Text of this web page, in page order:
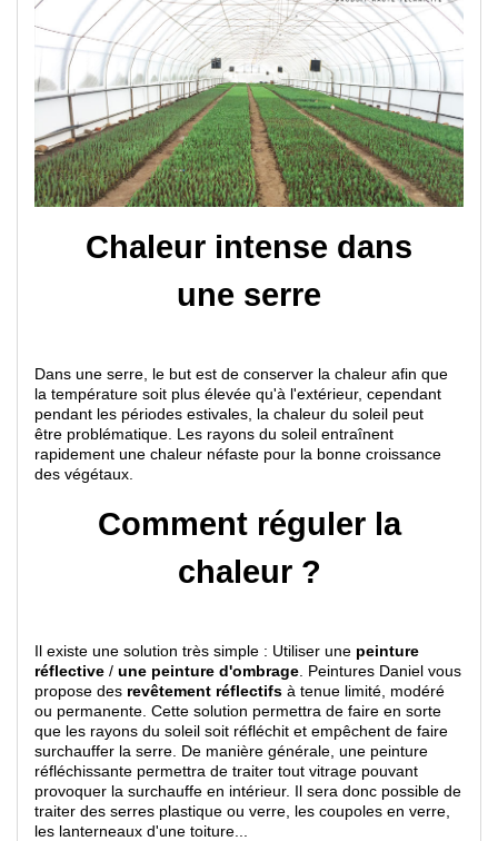
Chaleur intense dans
une serre
Dans une serre, le but est de conserver la chaleur afin que
la température soit plus élevée qu'à l'extérieur, cependant
pendant les périodes estivales, la chaleur du soleil peut
être problématique. Les rayons du soleil entraînent
rapidement une chaleur néfaste pour la bonne croissance
des végétaux.
Comment réguler la
chaleur ?
Il existe une solution très simple : Utiliser une peinture
réflective / une peinture d'ombrage . Peintures Daniel vous
propose des revêtement réflectifs à tenue limité, modéré
ou permanente. Cette solution permettra de faire en sorte
que les rayons du soleil soit réfléchit et empêchent de faire
surchauffer la serre. De manière générale, une peinture
réfléchissante permettra de traiter tout vitrage pouvant
provoquer la surchauffe en intérieur. Il sera donc possible de
traiter des serres plastique ou verre, les coupoles en verre,
les lanterneaux d'une toiture...